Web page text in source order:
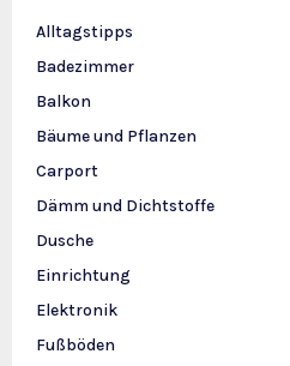
Alltagstipps
Badezimmer
Balkon
Bäume und Pflanzen
Carport
Dämm und Dichtstoffe
Dusche
Einrichtung
Elektronik
Fußböden